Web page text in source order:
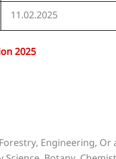
11.02.2025
2025
Engineering, Or